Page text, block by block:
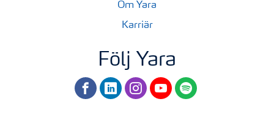
Om Yara
Karriär
Följ Yara
facebooklinkedininstagram
youtubespotify